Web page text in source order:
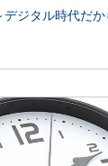
デジタル時代だ